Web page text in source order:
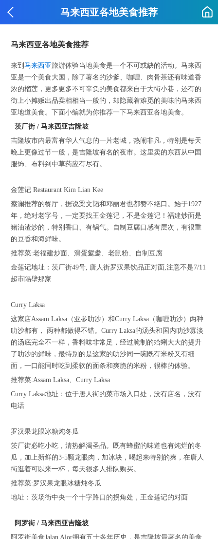
马来西亚各地美食推荐
马来西亚各地美食推荐
来到马来西亚旅游体验当地美食是一个不可或缺的活动。马来西
亚是一个美食大国，除了著名的沙爹、咖喱、肉骨茶还有味道香
浓的榴莲，更多更多不可辜负的美食都来自于大街小巷，还有的
街上小摊贩出品卖相相当一般的，却隐藏着难觅的美味的马来西
亚地道美食。下面小编就为你推荐一下马来西亚各地美食。
茨厂街 / 马来西亚吉隆坡
吉隆坡市内最富有华人气息的一片老城，热闹非凡，特别是每天
晚上更像过节一般，是吉隆坡有名的夜市。这里卖的东西从中国
服饰、布料到中草药应有尽有。
金莲记 Restaurant Kim Lian Kee
蔡澜推荐的餐厅，据说梁文韬和邓丽君也都赞不绝口。始于1927
年，绝对老字号，一定要找王金莲记，不是金莲记！福建炒面是
猪油渣炒的，特别香口、有锅气。自制豆腐口感有层次，有很重
的豆香和海鲜味。
推荐菜:老福建炒面、滑蛋鸳鸯、老鼠粉、自制豆腐
金莲记地址：茨厂街49号, 唐人街罗汉果饮品正对面,注意不是7/11
超市隔壁那家
Curry Laksa
这家店Assam Laksa（亚参叻沙）和Curry Laksa（咖喱叻沙）两种
叻沙都有， 两种都做得不错。Curry Laksa的汤头和国内叻沙寡淡
的汤底完全不一样，香料味非常足，经过腌制的蛤蜊大大的提升
了叻沙的鲜味，最特别的是这家的叻沙同一碗既有米粉又有细
面，一口能同时吃到柔软的面条和爽脆的米粉，很棒的体验。
推荐菜:Assam Laksa、Curry Laksa
Curry Laksa地址：位于唐人街的菜市场入口处，没有店名，没有
电话
罗汉果龙眼冰糖炖冬瓜
茨厂街必吃小吃，清热解渴圣品。既有蜂蜜的味道也有炖烂的冬
瓜，加上新鲜的3-5颗龙眼肉，加冰块，喝起来特别的爽，在唐人
街逛着可以来一杯，每天很多人排队购买。
推荐菜:罗汉果龙眼冰糖炖冬瓜
地址：茨场街中央一个十字路口的拐角处，王金莲记的对面
阿罗街 / 马来西亚吉隆坡
阿罗街美食Jalan Alor拥有五十多年历史，是吉隆坡最著名的美食